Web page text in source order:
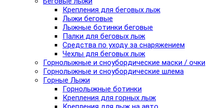
Крепления для беговых лыж
Лыжи беговые
Лыжные ботинки беговые
Палки для беговых лыж
Средства по уходу за снаряжением
Чехлы для беговых лыж
Горнолыжные и сноубордические маски / очки
Горнолыжные и сноубордические шлема
Горные Лыжи
Горнолыжные ботинки
Крепления для горных лыж